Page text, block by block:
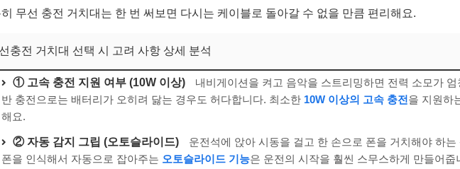
무선 충전 거치대는 한 번 써보면 다시는 케이블로 돌아갈 수 없을 만큼 편리해요.
충전 거치대 선택 시 고려 사항 상세 분석
① 고속 충전 지원 여부 (10W 이상)
내비게이션을 켜고 음악을 스트리밍하면 전력 소모가 엄
반 충전으로는 배터리가 오히려 닳는 경우도 허다합니다. 최소한 10W 이상의 고속 충전을 지원하
해요.
② 자동 감지 그립 (오토슬라이드)
운전석에 앉아 시동을 걸고 한 손으로 폰을 거치해야 하
폰을 인식해서 자동으로 잡아주는 오토슬라이드 기능은 운전의 시작을 훨씬 스무스하게 만들어줍